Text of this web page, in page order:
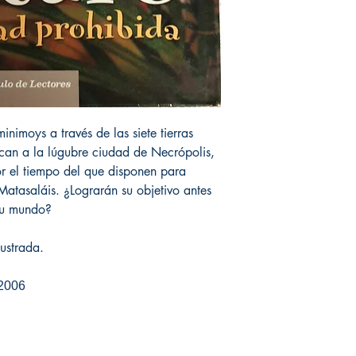
a través de las siete tierras
a la lúgubre ciudad de Necrópolis,
el tiempo del que disponen para
¿Lograrán su objetivo antes
mundo?